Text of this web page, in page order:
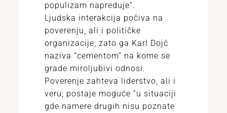
populizam napreduje”.
Ljudska interakcija počiva na
poverenju, ali i političke
organizacije; zato ga Karl Dojč
naziva “cementom” na kome se
grade miroljubivi odnosi.
Poverenje zahteva liderstvo, ali i
veru; postaje moguće “u situaciji
gde namere drugih nisu poznate